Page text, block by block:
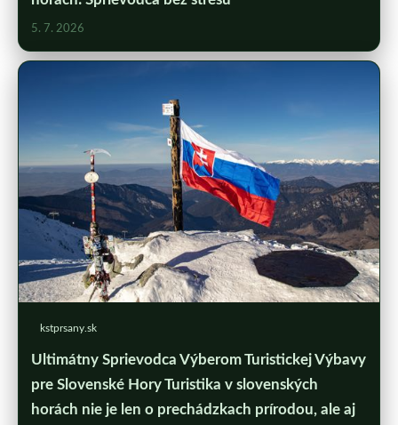
5. 7. 2026
kstprsany.sk
Ultimátny Sprievodca Výberom Turistickej Výbavy
pre Slovenské Hory Turistika v slovenských
horách nie je len o prechádzkach prírodou, ale aj